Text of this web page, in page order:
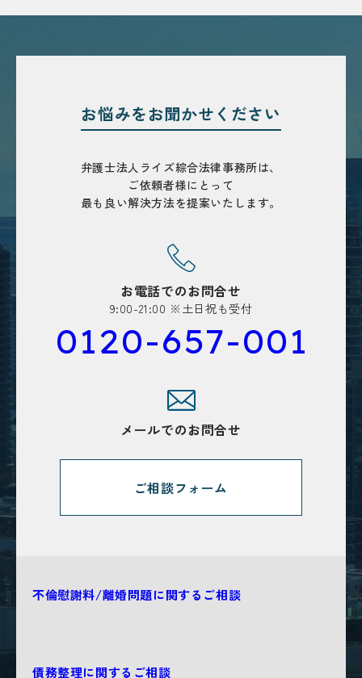
お悩みをお聞かせください
弁護士法人ライズ綜合法律事務所は、
ご依頼者様にとって
最も良い解決方法を提案いたします。
お電話でのお問合せ
9:00-21:00 ※土日祝も受付
0120-657-001
メールでのお問合せ
ご相談フォーム
不倫慰謝料/離婚問題に関するご相談
債務整理に関するご相談